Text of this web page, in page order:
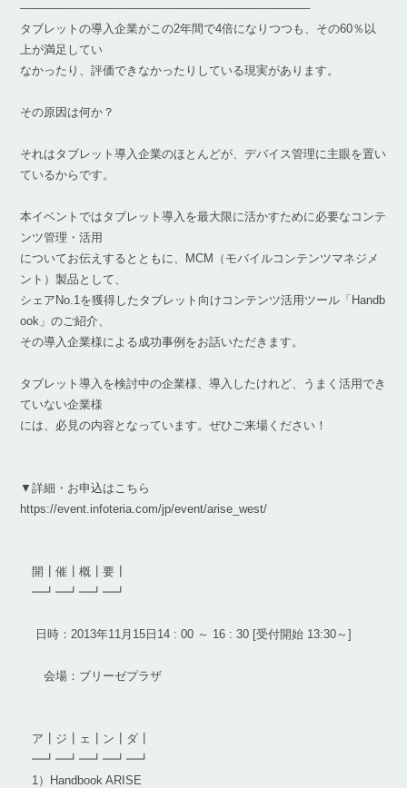
————————————————————————–
タブレットの導入企業がこの2年間で4倍になりつつも、その60％以
上が満足してい
なかったり、評価できなかったりしている現実があります。
その原因は何か？
それはタブレット導入企業のほとんどが、デバイス管理に主眼を置い
ているからです。
本イベントではタブレット導入を最大限に活かすために必要なコンテ
ンツ管理・活用
についてお伝えするとともに、MCM（モバイルコンテンツマネジメ
ント）製品として、
シェアNo.1を獲得したタブレット向けコンテンツ活用ツール「Handb
ook」のご紹介、
その導入企業様による成功事例をお話いただきます。
タブレット導入を検討中の企業様、導入したけれど、うまく活用でき
ていない企業様
には、必見の内容となっています。ぜひご来場ください！
▼詳細・お申込はこちら
https://event.infoteria.com/jp/event/arise_west/
開┃催┃概┃要┃
━┛━┛━┛━┛
日時：2013年11月15日14 : 00 ～ 16 : 30 [受付開始 13:30～]
会場：ブリーゼプラザ
ア┃ジ┃ェ┃ン┃ダ┃
━┛━┛━┛━┛━┛
1）Handbook ARISE